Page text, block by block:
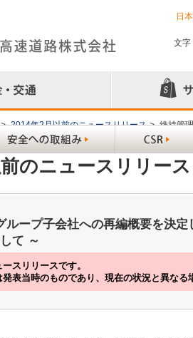
日
文字
> 2014年2月以前のニュースリリース > 維持管
のニュースリリース
ループ子会社への再編概要を決
て ～
スリリースです。
表当時のものであり、現在の状況と異なる